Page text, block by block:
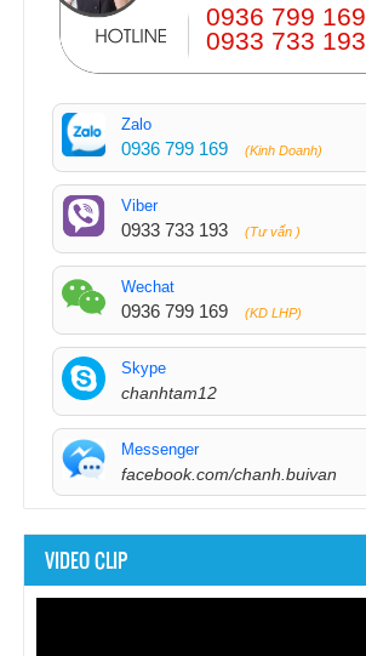
0936 799 169
0933 733 193
Zalo
0936 799 169 (Kinh Doanh)
Viber
0933 733 193 (Tư vấn )
Wechat
0936 799 169 (KD LHP)
Skype
chanhtam12
Messenger
facebook.com/chanh.buivan
VIDEO CLIP